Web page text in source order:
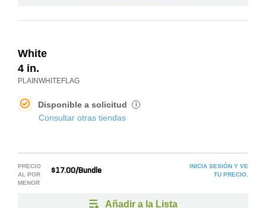
White
4 in.
PLAINWHITEFLAG
Disponible a solicitud i
Consultar otras tiendas
PRECIO
AL POR
MENOR
$17.00/Bundle
INICIA SESIÓN Y VE
TU PRECIO.
Añadir a la Lista